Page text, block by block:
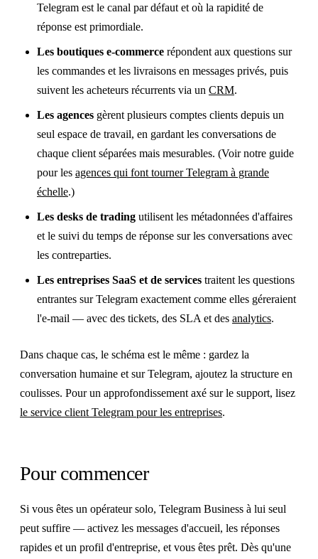
Telegram est le canal par défaut et où la rapidité de
réponse est primordiale.
Les boutiques e-commerce répondent aux questions sur
les commandes et les livraisons en messages privés, puis
suivent les acheteurs récurrents via un CRM.
Les agences gèrent plusieurs comptes clients depuis un
seul espace de travail, en gardant les conversations de
chaque client séparées mais mesurables. (Voir notre guide
pour les agences qui font tourner Telegram à grande
échelle.)
Les desks de trading utilisent les métadonnées d'affaires
et le suivi du temps de réponse sur les conversations avec
les contreparties.
Les entreprises SaaS et de services traitent les questions
entrantes sur Telegram exactement comme elles géreraient
l'e-mail — avec des tickets, des SLA et des analytics.
Dans chaque cas, le schéma est le même : gardez la
conversation humaine et sur Telegram, ajoutez la structure en
coulisses. Pour un approfondissement axé sur le support, lisez
le service client Telegram pour les entreprises.
Pour commencer
Si vous êtes un opérateur solo, Telegram Business à lui seul
peut suffire — activez les messages d'accueil, les réponses
rapides et un profil d'entreprise, et vous êtes prêt. Dès qu'une